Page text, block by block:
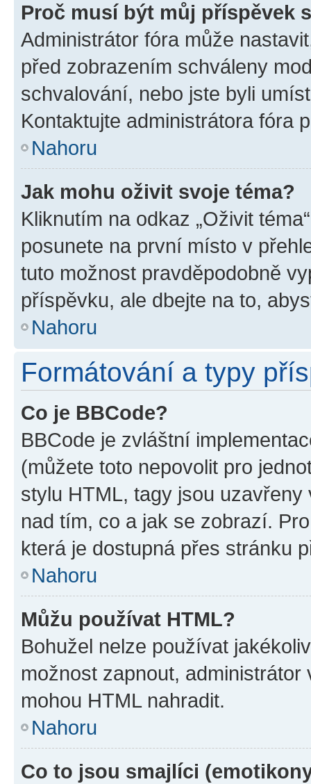
Proč musí být můj příspěvek
Administrátor fóra může
před zobrazením schváleny
schvalování, nebo jste byli
Kontaktujte administrátora fóra
Nahoru
Jak mohu oživit svoje téma?
Kliknutím na odkaz „Oživit
posunete na první místo v
tuto možnost pravděpodobně
příspěvku, ale dbejte na to,
Nahoru
Formátování a typy
Co je BBCode?
BBCode je zvláštní
(můžete toto nepovolit pro
stylu HTML, tagy jsou
nad tím, co a jak se zobrazí.
která je dostupná přes stránku
Nahoru
Můžu používat HTML?
Bohužel nelze používat
možnost zapnout,
mohou HTML nahradit.
Nahoru
Co to jsou smajlíci